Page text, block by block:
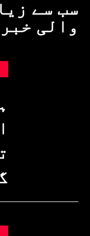
سب سے
والی